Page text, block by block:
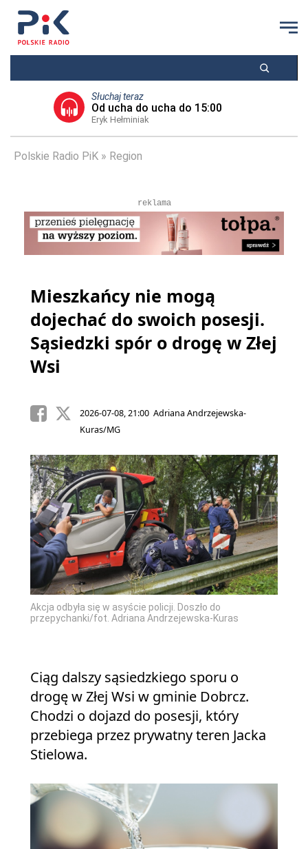
Słuchaj teraz
Od ucha do ucha do 15:00
Eryk Hełminiak
Polskie Radio PiK Region
reklama
Mieszkańcy nie mogą
dojechać do swoich posesji.
Sąsiedzki spór o drogę w Złej
Wsi
2026-07-08, 21:00 Adriana Andrzejewska-
Kuras/MG
Akcja odbyła się w asyście policji. Doszło do
przepychanki/fot. Adriana Andrzejewska-Kuras
Ciąg dalszy sąsiedzkiego sporu o
drogę w Złej Wsi w gminie Dobrcz.
Chodzi o dojazd do posesji, który
przebiega przez prywatny teren Jacka
Stielowa.